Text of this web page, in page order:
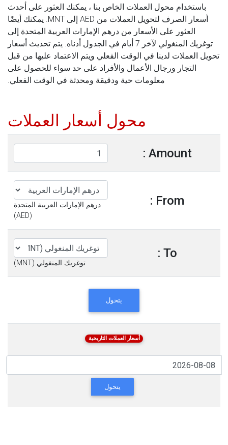
باستخدام محول العملات الخاص بنا ، يمكنك العثور على أحدث
أسعار الصرف لتحويل العملات من AED إلى MNT. يمكنك أيضًا
العثور على الأسعار من درهم الإمارات العربية المتحدة إلى
توغريك المنغولي لآخر 7 أيام في الجدول أدناه. يتم تحديث أسعار
تحويل العملات لدينا في الوقت الفعلي ويتم الاعتماد عليها من قبل
التجار ورجال الأعمال والأفراد على حد سواء للحصول على
معلومات حية ودقيقة ومحدثة في الوقت الفعلي.
محول أسعار العملات
Amount :
From :
درهم الإمارات العربية المتحدة
(AED)
To :
توغريك المنغولي (MNT)
يتحول
أسعار العملات التاريخية
يتحول